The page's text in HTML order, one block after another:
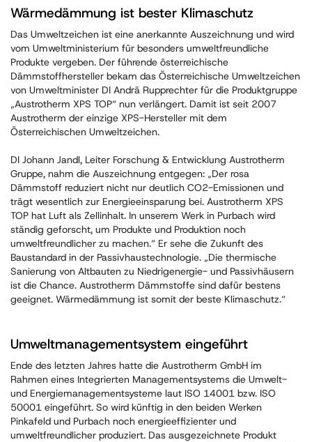
Wärmedämmung ist bester Klimaschutz
Das Umweltzeichen ist eine anerkannte Auszeichnung und wird
vom Umweltministerium für besonders umweltfreundliche
Produkte vergeben. Der führende österreichische
Dämmstoffhersteller bekam das Österreichische Umweltzeichen
von Umweltminister DI Andrä Rupprechter für die Produktgruppe
„Austrotherm XPS TOP“ nun verlängert. Damit ist seit 2007
Austrotherm der einzige XPS-Hersteller mit dem
Österreichischen Umweltzeichen.
DI Johann Jandl, Leiter Forschung & Entwicklung Austrotherm
Gruppe, nahm die Auszeichnung entgegen: „Der rosa
Dämmstoff reduziert nicht nur deutlich CO2-Emissionen und
trägt wesentlich zur Energieeinsparung bei. Austrotherm XPS
TOP hat Luft als Zellinhalt. In unserem Werk in Purbach wird
ständig geforscht, um Produkte und Produktion noch
umweltfreundlicher zu machen.“ Er sehe die Zukunft des
Baustandard in der Passivhaustechnologie. „Die thermische
Sanierung von Altbauten zu Niedrigenergie- und Passivhäusern
ist die Chance. Austrotherm Dämmstoffe sind dafür bestens
geeignet. Wärmedämmung ist somit der beste Klimaschutz.“
Umweltmanagementsystem eingeführt
Ende des letzten Jahres hatte die Austrotherm GmbH im
Rahmen eines Integrierten Managementsystems die Umwelt-
und Energiemanagementsysteme laut ISO 14001 bzw. ISO
50001 eingeführt. So wird künftig in den beiden Werken
Pinkafeld und Purbach noch energieeffizienter und
umweltfreundlicher produziert. Das ausgezeichnete Produkt